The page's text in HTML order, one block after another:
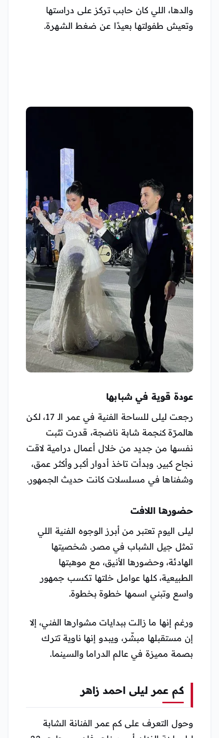
والدها، اللي كان حابب تركز على دراستها
وتعيش طفولتها بعيدًا عن ضغط الشهرة.
عودة قوية في شبابها
رجعت ليلى للساحة الفنية في عمر الـ 17، لكن
هالمرّة كنجمة شابة ناضجة، قدرت تثبت
نفسها من جديد من خلال أعمال درامية لاقت
نجاح كبير. وبدأت تاخذ أدوار أكبر وأكثر عمق،
وشفناها في مسلسلات كانت حديث الجمهور.
حضورها اللافت
ليلى اليوم تعتبر من أبرز الوجوه الفنية اللي
تمثل جيل الشباب في مصر. شخصيتها
الهادئة، وحضورها الأنيق، مع موهبتها
الطبيعية، كلها عوامل خلتها تكسب جمهور
واسع وتبني اسمها خطوة بخطوة.
ورغم إنها ما زالت ببدايات مشوارها الفني، إلا
إن مستقبلها مبشّر، ويبدو إنها ناوية تترك
بصمة مميزة في عالم الدراما والسينما.
كم عمر ليلى احمد زاهر
وحول التعرف على كم عمر الفنانة الشابة